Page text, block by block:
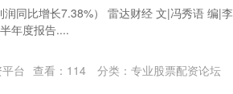
润同比增长7.38%） 雷达财经 文|冯秀语 编|李
年度报告....
台 查看： 114 分类： 专业股票配资论坛